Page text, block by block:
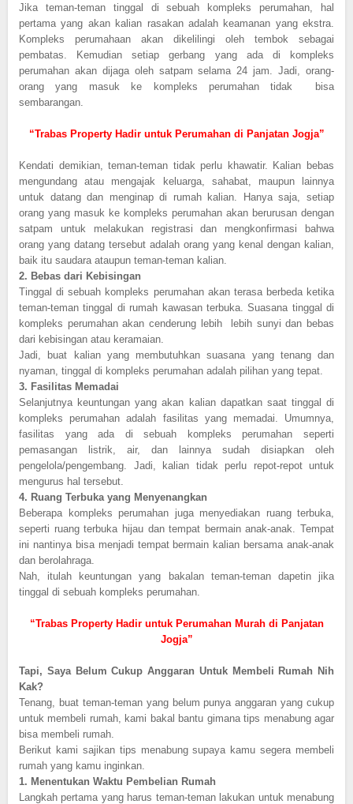
Jika teman-teman tinggal di sebuah kompleks perumahan, hal
pertama yang akan kalian rasakan adalah keamanan yang ekstra.
Kompleks perumahaan akan dikelilingi oleh tembok sebagai
pembatas. Kemudian setiap gerbang yang ada di kompleks
perumahan akan dijaga oleh satpam selama 24 jam. Jadi, orang-
orang yang masuk ke kompleks perumahan tidak bisa
sembarangan.
“Trabas Property Hadir untuk Perumahan di Panjatan Jogja”
Kendati demikian, teman-teman tidak perlu khawatir. Kalian bebas
mengundang atau mengajak keluarga, sahabat, maupun lainnya
untuk datang dan menginap di rumah kalian. Hanya saja, setiap
orang yang masuk ke kompleks perumahan akan berurusan dengan
satpam untuk melakukan registrasi dan mengkonfirmasi bahwa
orang yang datang tersebut adalah orang yang kenal dengan kalian,
baik itu saudara ataupun teman-teman kalian.
2. Bebas dari Kebisingan
Tinggal di sebuah kompleks perumahan akan terasa berbeda ketika
teman-teman tinggal di rumah kawasan terbuka. Suasana tinggal di
kompleks perumahan akan cenderung lebih lebih sunyi dan bebas
dari kebisingan atau keramaian.
Jadi, buat kalian yang membutuhkan suasana yang tenang dan
nyaman, tinggal di kompleks perumahan adalah pilihan yang tepat.
3. Fasilitas Memadai
Selanjutnya keuntungan yang akan kalian dapatkan saat tinggal di
kompleks perumahan adalah fasilitas yang memadai. Umumnya,
fasilitas yang ada di sebuah kompleks perumahan seperti
pemasangan listrik, air, dan lainnya sudah disiapkan oleh
pengelola/pengembang. Jadi, kalian tidak perlu repot-repot untuk
mengurus hal tersebut.
4. Ruang Terbuka yang Menyenangkan
Beberapa kompleks perumahan juga menyediakan ruang terbuka,
seperti ruang terbuka hijau dan tempat bermain anak-anak. Tempat
ini nantinya bisa menjadi tempat bermain kalian bersama anak-anak
dan berolahraga.
Nah, itulah keuntungan yang bakalan teman-teman dapetin jika
tinggal di sebuah kompleks perumahan.
“Trabas Property Hadir untuk Perumahan Murah di Panjatan
Jogja”
Tapi, Saya Belum Cukup Anggaran Untuk Membeli Rumah Nih
Kak?
Tenang, buat teman-teman yang belum punya anggaran yang cukup
untuk membeli rumah, kami bakal bantu gimana tips menabung agar
bisa membeli rumah.
Berikut kami sajikan tips menabung supaya kamu segera membeli
rumah yang kamu inginkan.
1. Menentukan Waktu Pembelian Rumah
Langkah pertama yang harus teman-teman lakukan untuk menabung